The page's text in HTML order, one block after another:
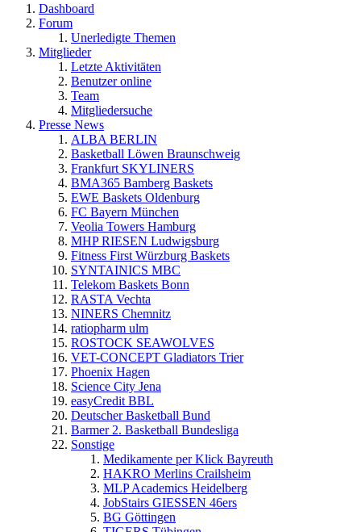
Dashboard
Forum
Unerledigte Themen
Mitglieder
Letzte Aktivitäten
Benutzer online
Team
Mitgliedersuche
Presse News
ALBA BERLIN
Basketball Löwen Braunschweig
Frankfurt SKYLINERS
BMA365 Bamberg Baskets
EWE Baskets Oldenburg
FC Bayern München
Veolia Towers Hamburg
MHP RIESEN Ludwigsburg
Fitness First Würzburg Baskets
SYNTAINICS MBC
Telekom Baskets Bonn
RASTA Vechta
NINERS Chemnitz
ratiopharm ulm
ROSTOCK SEAWOLVES
VET-CONCEPT Gladiators Trier
Phoenix Hagen
Science City Jena
easyCredit BBL
Deutscher Basketball Bund
Barmer 2. Basketball Bundesliga
Sonstige
Medikamente per Klick Bayreuth
HAKRO Merlins Crailsheim
MLP Academics Heidelberg
JobStairs GIESSEN 46ers
BG Göttingen